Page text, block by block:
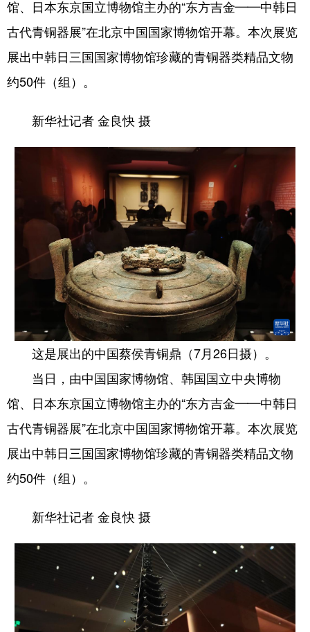
馆、日本东京国立博物馆主办的“东方吉金——中韩日
古代青铜器展”在北京中国国家博物馆开幕。本次展览
展出中韩日三国国家博物馆珍藏的青铜器类精品文物
约50件（组）。
新华社记者 金良快 摄
这是展出的中国蔡侯青铜鼎（7月26日摄）。
当日，由中国国家博物馆、韩国国立中央博物
馆、日本东京国立博物馆主办的“东方吉金——中韩日
古代青铜器展”在北京中国国家博物馆开幕。本次展览
展出中韩日三国国家博物馆珍藏的青铜器类精品文物
约50件（组）。
新华社记者 金良快 摄